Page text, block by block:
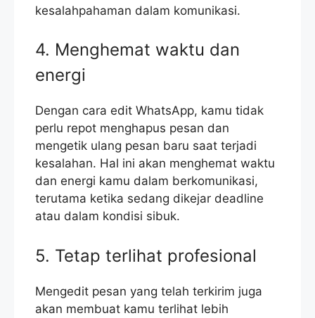
kesalahpahaman dalam komunikasi.
4. Menghemat waktu dan
energi
Dengan cara edit WhatsApp, kamu tidak
perlu repot menghapus pesan dan
mengetik ulang pesan baru saat terjadi
kesalahan. Hal ini akan menghemat waktu
dan energi kamu dalam berkomunikasi,
terutama ketika sedang dikejar deadline
atau dalam kondisi sibuk.
5. Tetap terlihat profesional
Mengedit pesan yang telah terkirim juga
akan membuat kamu terlihat lebih